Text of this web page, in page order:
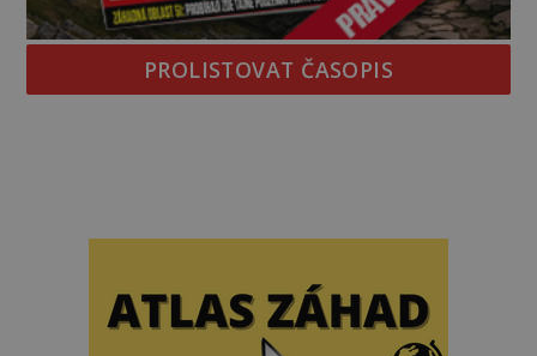
PROLISTOVAT ČASOPIS